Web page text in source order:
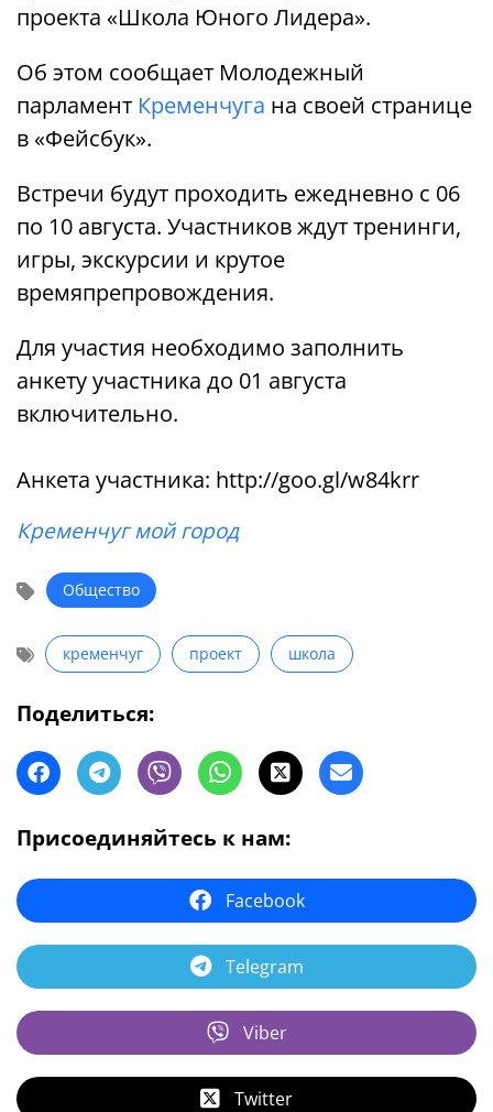
проекта «Школа Юного Лидера».
Об этом сообщает Молодежный
парламент Кременчуга на своей странице
в «Фейсбук».
Встречи будут проходить ежедневно с 06
по 10 августа. Участников ждут тренинги,
игры, экскурсии и крутое
времяпрепровождения.
Для участия необходимо заполнить
анкету участника до 01 августа
включительно.
Анкета участника: http://goo.gl/w84krr
Кременчуг мой город
Общество
кременчуг проект школа
Поделиться:
Присоединяйтесь к нам:
Facebook
Telegram
Viber
Twitter